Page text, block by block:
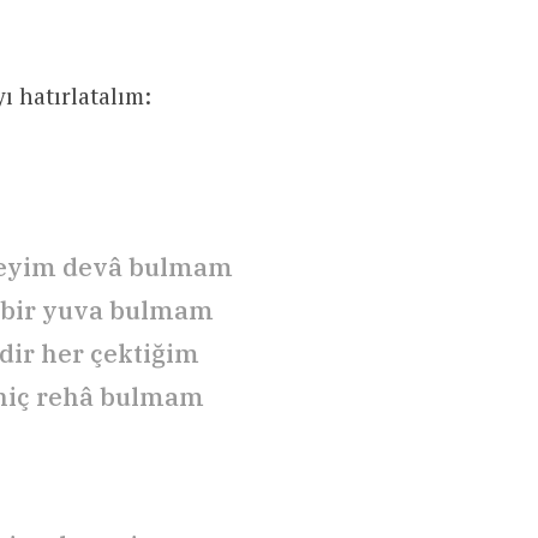
hatırlatalım:
devâ bulmam
yuva bulmam
her çektiğim
rehâ bulmam